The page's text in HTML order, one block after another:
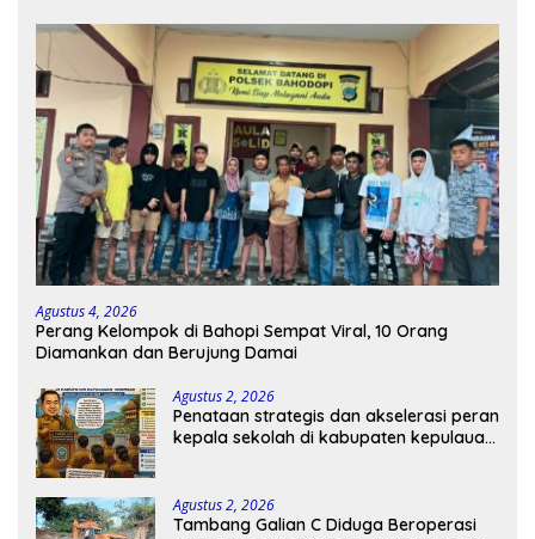
Agustus 4, 2026
Perang Kelompok di Bahopi Sempat Viral, 10 Orang
Diamankan dan Berujung Damai
Agustus 2, 2026
Penataan strategis dan akselerasi peran
kepala sekolah di kabupaten kepulauan
Agustus 2, 2026
Tambang Galian C Diduga Beroperasi